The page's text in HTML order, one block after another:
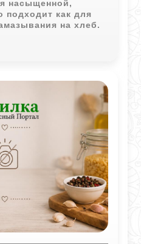
насыщенной,
как для
на хлеб.